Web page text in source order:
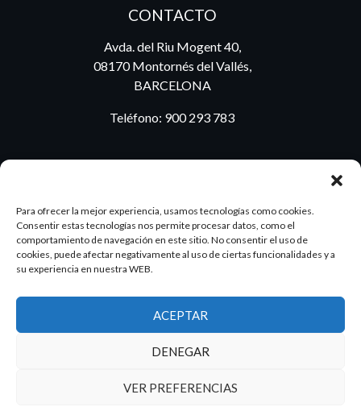
Para ofrecer la mejor experiencia, usamos tecnologías como cookies.
Consentir estas tecnologías nos permite procesar datos, como el
comportamiento de navegación en este sitio. No consentir el uso de
cookies, puede afectar negativamente al uso de ciertas funcionalidades y a
su experiencia en nuestra WEB.
ACEPTAR
DENEGAR
VER PREFERENCIAS
CONTACTO
Avda. del Riu Mogent 40,
08170 Montornés del Vallés,
BARCELONA
Teléfono: 900 293 783
2026 Dake. Todos los derechos reservados.